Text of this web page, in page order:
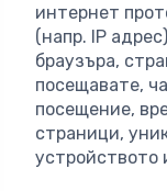
интернет
(напр. IP
браузъра,
посещавате,
посещение,
страници,
устройството